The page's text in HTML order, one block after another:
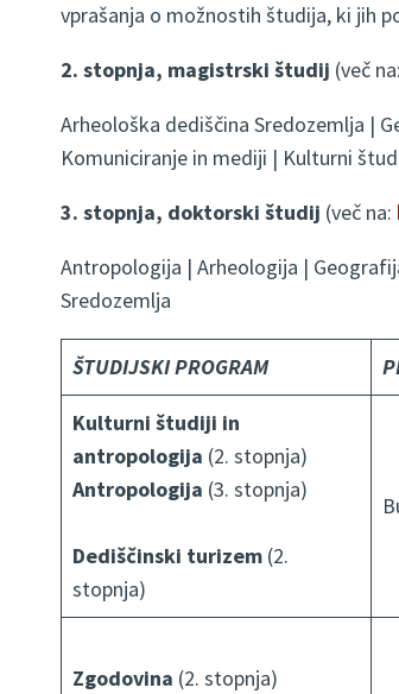
vprašanja o možnostih študija, ki jih
2. stopnja, magistrski študij (več na:
Arheološka dediščina Sredozemlja |
Komuniciranje in mediji | Kulturni
3. stopnja, doktorski študij (več na:
Antropologija | Arheologija |
Sredozemlja
ŠTUDIJSKI PROGRAM
Kulturni študiji in
antropologija (2. stopnja)
Antropologija (3. stopnja)
Dediščinski turizem(2.
stopnja)
Zgodovina (2. stopnja)